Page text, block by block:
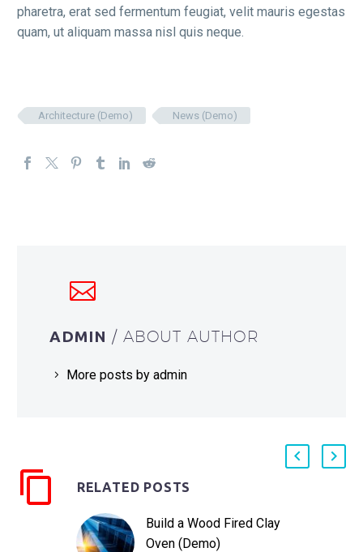
pharetra, erat sed fermentum feugiat, velit mauris egestas
quam, ut aliquam massa nisl quis neque.
Architecture (Demo) News (Demo)
ADMIN / ABOUT AUTHOR
More posts by admin
RELATED POSTS
Build a Wood Fired Clay
Oven (Demo)